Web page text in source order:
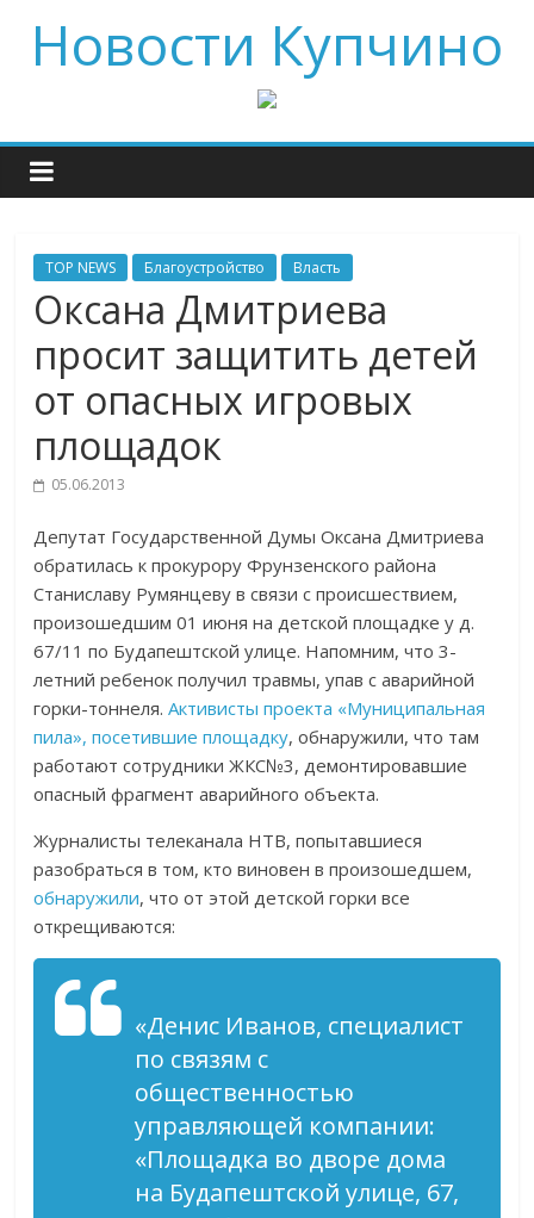
Новости Купчино
TOP NEWS Благоустройство Власть
Оксана Дмитриева
просит защитить детей
от опасных игровых
площадок
05.06.2013
Депутат Государственной Думы Оксана Дмитриева
обратилась к прокурору Фрунзенского района
Станиславу Румянцеву в связи с происшествием,
произошедшим 01 июня на детской площадке у д.
67/11 по Будапештской улице. Напомним, что 3-
летний ребенок получил травмы, упав с аварийной
горки-тоннеля.Активисты проекта «Муниципальная
пила», посетившие площадку, обнаружили, что там
работают сотрудники ЖКС№3, демонтировавшие
опасный фрагмент аварийного объекта.
Журналисты телеканала НТВ, попытавшиеся
разобраться в том, кто виновен в произошедшем,
обнаружили, что от этой детской горки все
открещиваются:
«Денис Иванов, специалист
по связям с
общественностью
управляющей компании:
«Площадка во дворе дома
на Будапештской улице, 67,